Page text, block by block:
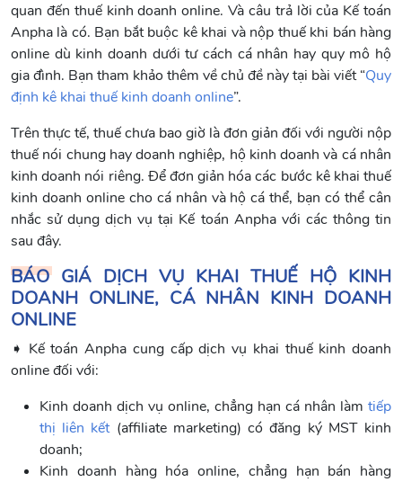
quan đến thuế kinh doanh online. Và câu trả lời của Kế toán
Anpha là có. Bạn bắt buộc kê khai và nộp thuế khi bán hàng
online dù kinh doanh dưới tư cách cá nhân hay quy mô hộ
gia đình. Bạn tham khảo thêm về chủ đề này tại bài viết “Quy
định kê khai thuế kinh doanh online”.
Trên thực tế, thuế chưa bao giờ là đơn giản đối với người nộp
thuế nói chung hay doanh nghiệp, hộ kinh doanh và cá nhân
kinh doanh nói riêng. Để đơn giản hóa các bước kê khai thuế
kinh doanh online cho cá nhân và hộ cá thể, bạn có thể cân
nhắc sử dụng dịch vụ tại Kế toán Anpha với các thông tin
sau đây.
BÁO GIÁ DỊCH VỤ KHAI THUẾ HỘ KINH
DOANH ONLINE, CÁ NHÂN KINH DOANH
ONLINE
➧ Kế toán Anpha cung cấp dịch vụ khai thuế kinh doanh
online đối với:
Kinh doanh dịch vụ online, chẳng hạn cá nhân làm tiếp
thị liên kết(affiliate marketing) có đăng ký MST kinh
doanh;
Kinh doanh hàng hóa online, chẳng hạn bán hàng